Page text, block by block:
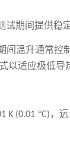
试期间提供稳
间温升通常控
以适应极低导
K (0.01 °C) ，